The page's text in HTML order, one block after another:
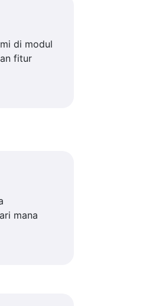
di modul
fitur
mana